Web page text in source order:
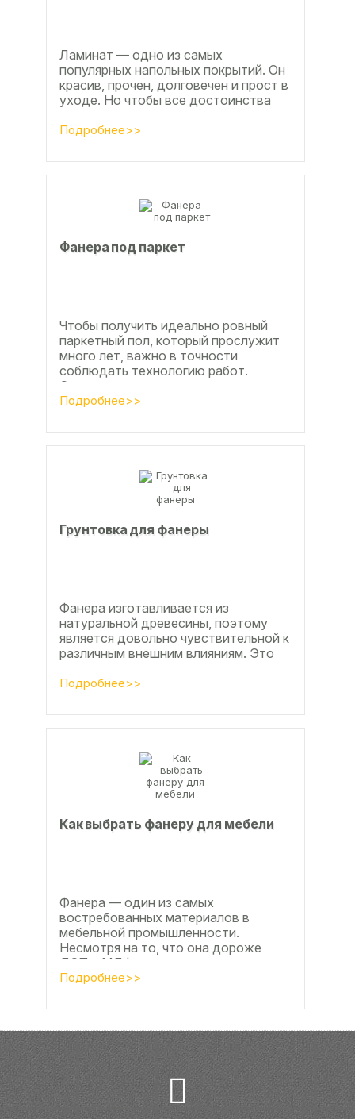
Ламинат — одно из самых
популярных напольных покрытий. Он
красив, прочен, долговечен и прост в
уходе. Но чтобы все достоинства
раскрылись, важно...
Подробнее>>
Фанера под паркет
Чтобы получить идеально ровный
паркетный пол, который прослужит
много лет, важно в точности
соблюдать технологию работ.
Сегодня одним из самых простых и
эффективных методов считается...
Подробнее>>
Грунтовка для фанеры
Фанера изготавливается из
натуральной древесины, поэтому
является довольно чувствительной к
различным внешним влияниям. Это
расширении, растрескивании,...
Подробнее>>
Как выбрать фанеру для мебели
Фанера — один из самых
востребованных материалов в
мебельной промышленности.
Несмотря на то, что она дороже
ДСП и МДФ , ее очень часто
используют для изготовления...
Подробнее>>